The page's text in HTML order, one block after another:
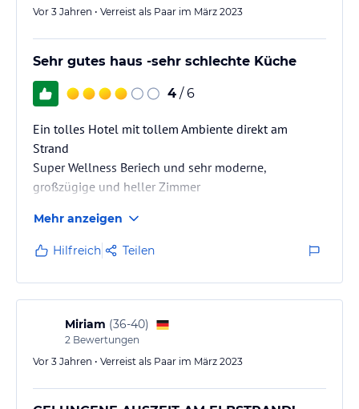
Vor 3 Jahren • Verreist als Paar im März 2023
Sehr gutes haus -sehr schlechte Küche
4 / 6
Ein tolles Hotel mit tollem Ambiente direkt am
Strand
Super Wellness Beriech und sehr moderne,
großzügige und heller Zimmer
Der Blick auf die Elbe ist super
Mehr anzeigen
Hilfreich Teilen
Miriam (36-40)
2 Bewertungen
Vor 3 Jahren • Verreist als Paar im März 2023